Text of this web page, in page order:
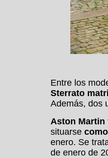
Entre los
Sterrato
Además, dos
Aston Martin
situarse
enero. Se
de enero de